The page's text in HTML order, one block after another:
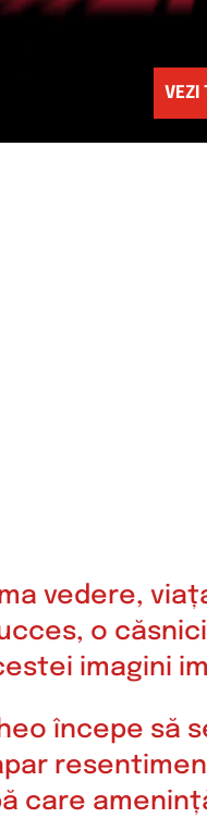
VEZI
vedere,
o
imagini
începe să
care